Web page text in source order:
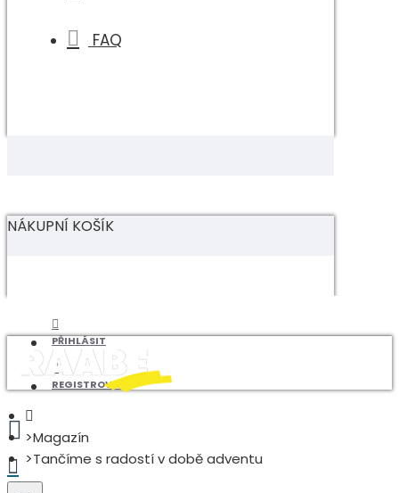
FAQ
NÁKUPNÍ KOŠÍK
PŘIHLÁSIT
REGISTROVAT
Magazín
Tančíme s radostí v době adventu